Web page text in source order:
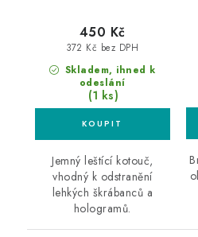
Skladem, ihned k
odeslání
(1 ks)
372 Kč bez DPH
450 Kč
Jemný leštící kotouč,
vhodný k odstranění
lehkých škrábanců a
hologramů.